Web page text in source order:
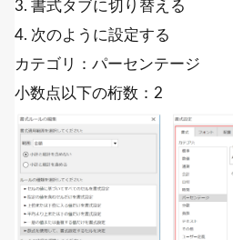
3. 書式タブに切り替える
4. 次のように設定する
カテゴリ：パーセンテージ
小数点以下の桁数：2